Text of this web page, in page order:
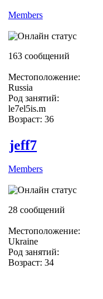
Members
163 сообщений
Местоположение:
Russia
Род занятий:
le7el5is.m
Возраст: 36
jeff7
Members
28 сообщений
Местоположение:
Ukraine
Род занятий:
Возраст: 34